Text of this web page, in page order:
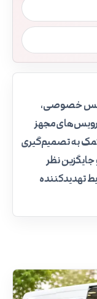
خصوصی،
مجهز
به تصمیم‌گیری
نظر
۱۱۵ در شرایط تهدیدکننده